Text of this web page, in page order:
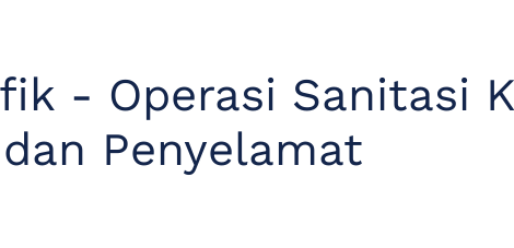
- Operasi Sanitasi
Penyelamat